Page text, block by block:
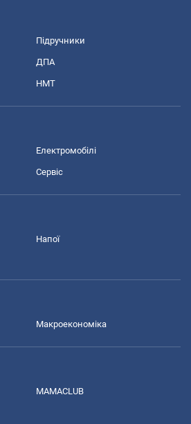
Підручники
ДПА
НМТ
Електромобілі
Сервіс
Напої
Макроекономіка
MAMACLUB